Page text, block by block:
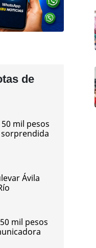
de
mil pesos
Ávila
mil pesos